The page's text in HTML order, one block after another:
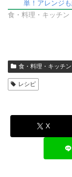
単！アレンジ
食・料理・キッチン
食・料理・キッチン
レシピ
X